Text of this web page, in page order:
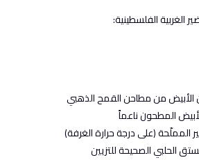
الغربية الفلسطينية:
الحلبي الصحيحة للتزيين